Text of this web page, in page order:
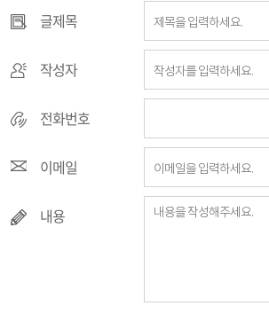
글제목
글제목
작성자
작성자
전화번호
전화번호
이메일
이메일
내용
내용